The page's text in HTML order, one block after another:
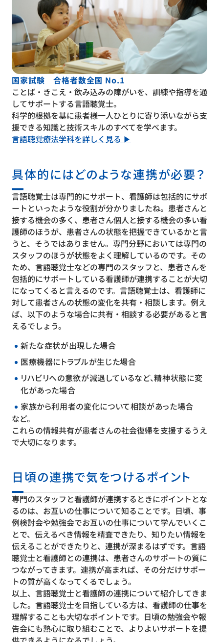
国家試験 合格者数全国 No.1
ことば・きこえ・飲み込みの障がいを、訓練や指導を通
してサポートする言語聴覚士。
科学的根拠を基に患者様一人ひとりに寄り添いながら支
援できる知識と技術スキルのすべてを学べます。
言語聴覚療法学科を詳しく見る ▶
具体的にはどのような連携が必要？
言語聴覚士は専門的にサポート、看護師は包括的にサポ
ートといったような役割が分かりましたね。患者さんと
接する機会の多く、患者さん個人と接する機会の多い看
護師のほうが、患者さんの状態を把握できているかと言
うと、そうではありません。専門分野においては専門の
スタッフのほうが状態をよく理解しているのです。その
ため、言語聴覚士などの専門のスタッフと、患者さんを
包括的にサポートしている看護師が連携することが大切
になってくると言えるのです。言語聴覚士は、看護師に
対して患者さんの状態の変化を共有・相談します。例え
ば、以下のような場合に共有・相談する必要があると言
えるでしょう。
新たな症状が出現した場合
医療機器にトラブルが生じた場合
リハビリへの意欲が減退しているなど、精神状態に変
化があった場合
家族から利用者の変化について相談があった場合
など。
これらの情報共有が患者さんの社会復帰を支援するうえ
で大切になります。
日頃の連携で気をつけるポイント
専門のスタッフと看護師が連携するときにポイントとな
るのは、お互いの仕事について知ることです。日頃、事
例検討会や勉強会でお互いの仕事について学んでいくこ
とで、伝えるべき情報を精査できたり、知りたい情報を
伝えることができたりと、連携が深まるはずです。言語
聴覚士と看護師との連携は、患者さんのサポートの質に
つながってきます。連携が高まれば、その分だけサポー
トの質が高くなってくるでしょう。
以上、言語聴覚士と看護師の連携について紹介してきま
した。言語聴覚士を目指している方は、看護師の仕事を
理解することも大切なポイントです。日頃の勉強会や報
告会にも熱心に取り組むことで、よりよいサポートを提